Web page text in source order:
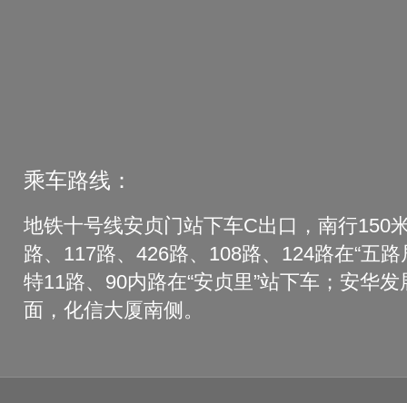
乘车路线：
地铁十号线安贞门站下车C出口，南行150
路、117路、426路、108路、124路在“五
特11路、90内路在“安贞里”站下车；安华
面，化信大厦南侧。